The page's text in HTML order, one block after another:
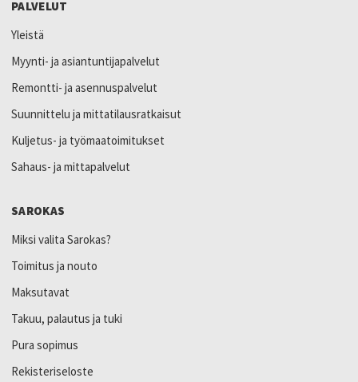
PALVELUT
Yleistä
Myynti- ja asiantuntijapalvelut
Remontti- ja asennuspalvelut
Suunnittelu ja mittatilausratkaisut
Kuljetus- ja työmaatoimitukset
Sahaus- ja mittapalvelut
SAROKAS
Miksi valita Sarokas?
Toimitus ja nouto
Maksutavat
Takuu, palautus ja tuki
Pura sopimus
Rekisteriseloste